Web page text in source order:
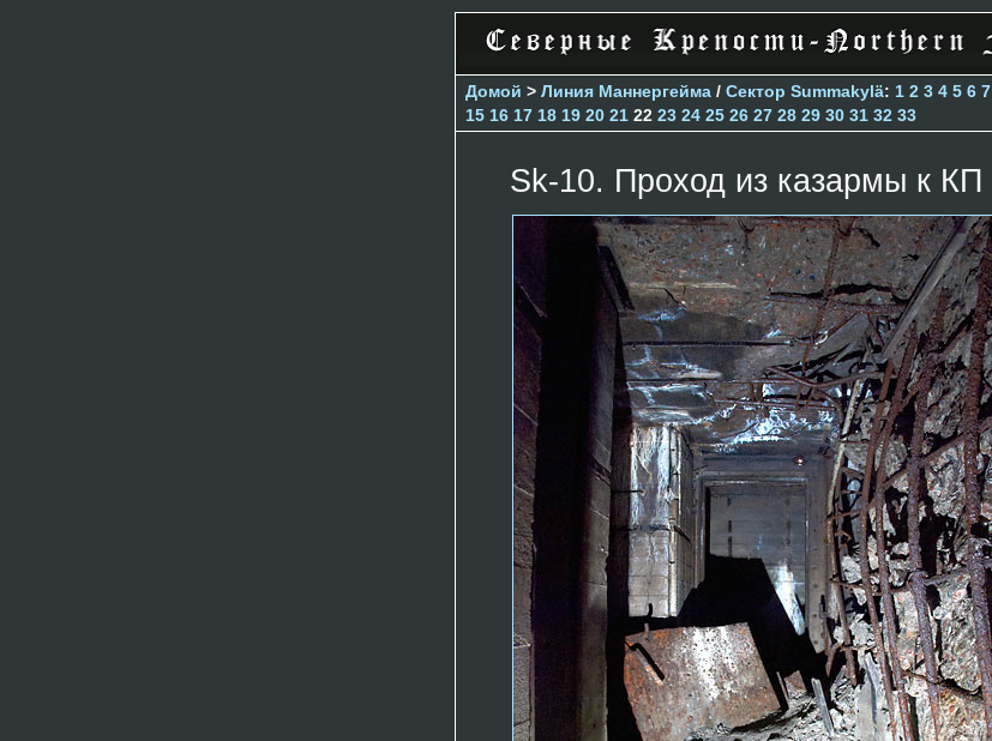
Домой > Линия Маннергейма / Сектор Summakylä: 1 2 3 4 5 6 7
15 16 17 18 19 20 21 22 23 24 25 26 27 28 29 30 31 32 33
Sk-10. Проход из казармы к КП